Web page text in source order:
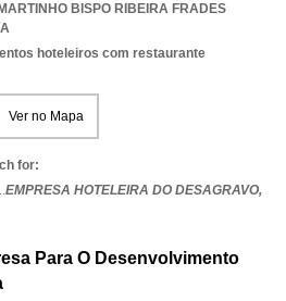
BISPO RIBEIRA FRADES
hoteleiros com restaurante
Ver no Mapa
for:
EMPRESA HOTELEIRA DO DESAGRAVO,
Para O Desenvolvimento